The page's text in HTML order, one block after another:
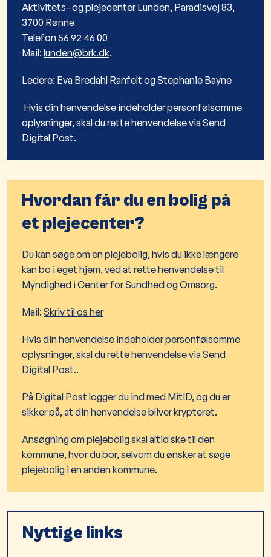
Aktivitets- og plejecenter Lunden, Paradisvej 83,
3700 Rønne
Telefon56 92 46 00
Mail: lunden@brk.dk.
Ledere: ​Eva Bredahl Ranfelt og Stephanie Bayne
Hvis din henvendelse indeholder personfølsomme
oplysninger, skal du rette henvendelse via Send
Digital Post.
Hvordan får du en bolig på
et plejecenter?
Du kan søge om en plejebolig, hvis du ikke længere
kan bo i eget hjem, ved at rette henvendelse til
Myndighed i Center for Sundhed og Omsorg.
Mail: Skriv til os her
Hvis din henvendelse indeholder personfølsomme
oplysninger, skal du rette henvendelse via Send
Digital Post..
På Digital Post logger du ind med MitID, og du er
sikker på, at din henvendelse bliver krypteret.
Ansøgning om plejebolig skal altid ske til den
kommune, hvor du bor, selvom du ønsker at søge
plejebolig i en anden kommune.
Nyttige links